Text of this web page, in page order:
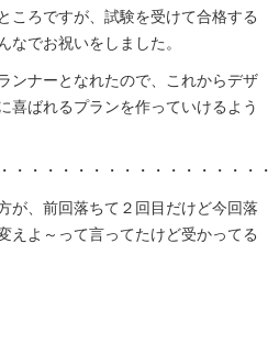
ころですが、試験を受けて合格する
なでお祝いをしました。
ンナーとなれたので、これからデザ
喜ばれるプランを作っていけるよう
・・・・・・・・・・・・・・・・・
が、前回落ちて２回目だけど今回落
えよ～って言ってたけど受かってる